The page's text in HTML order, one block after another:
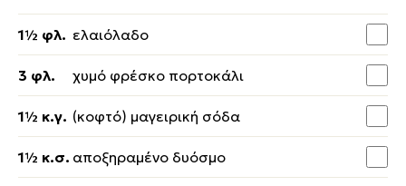
1½ φλ. ελαιόλαδο
3 φλ. χυμό φρέσκο πορτοκάλι
1½ κ.γ. (κοφτό) μαγειρική σόδα
1½ κ.σ. αποξηραμένο δυόσμο